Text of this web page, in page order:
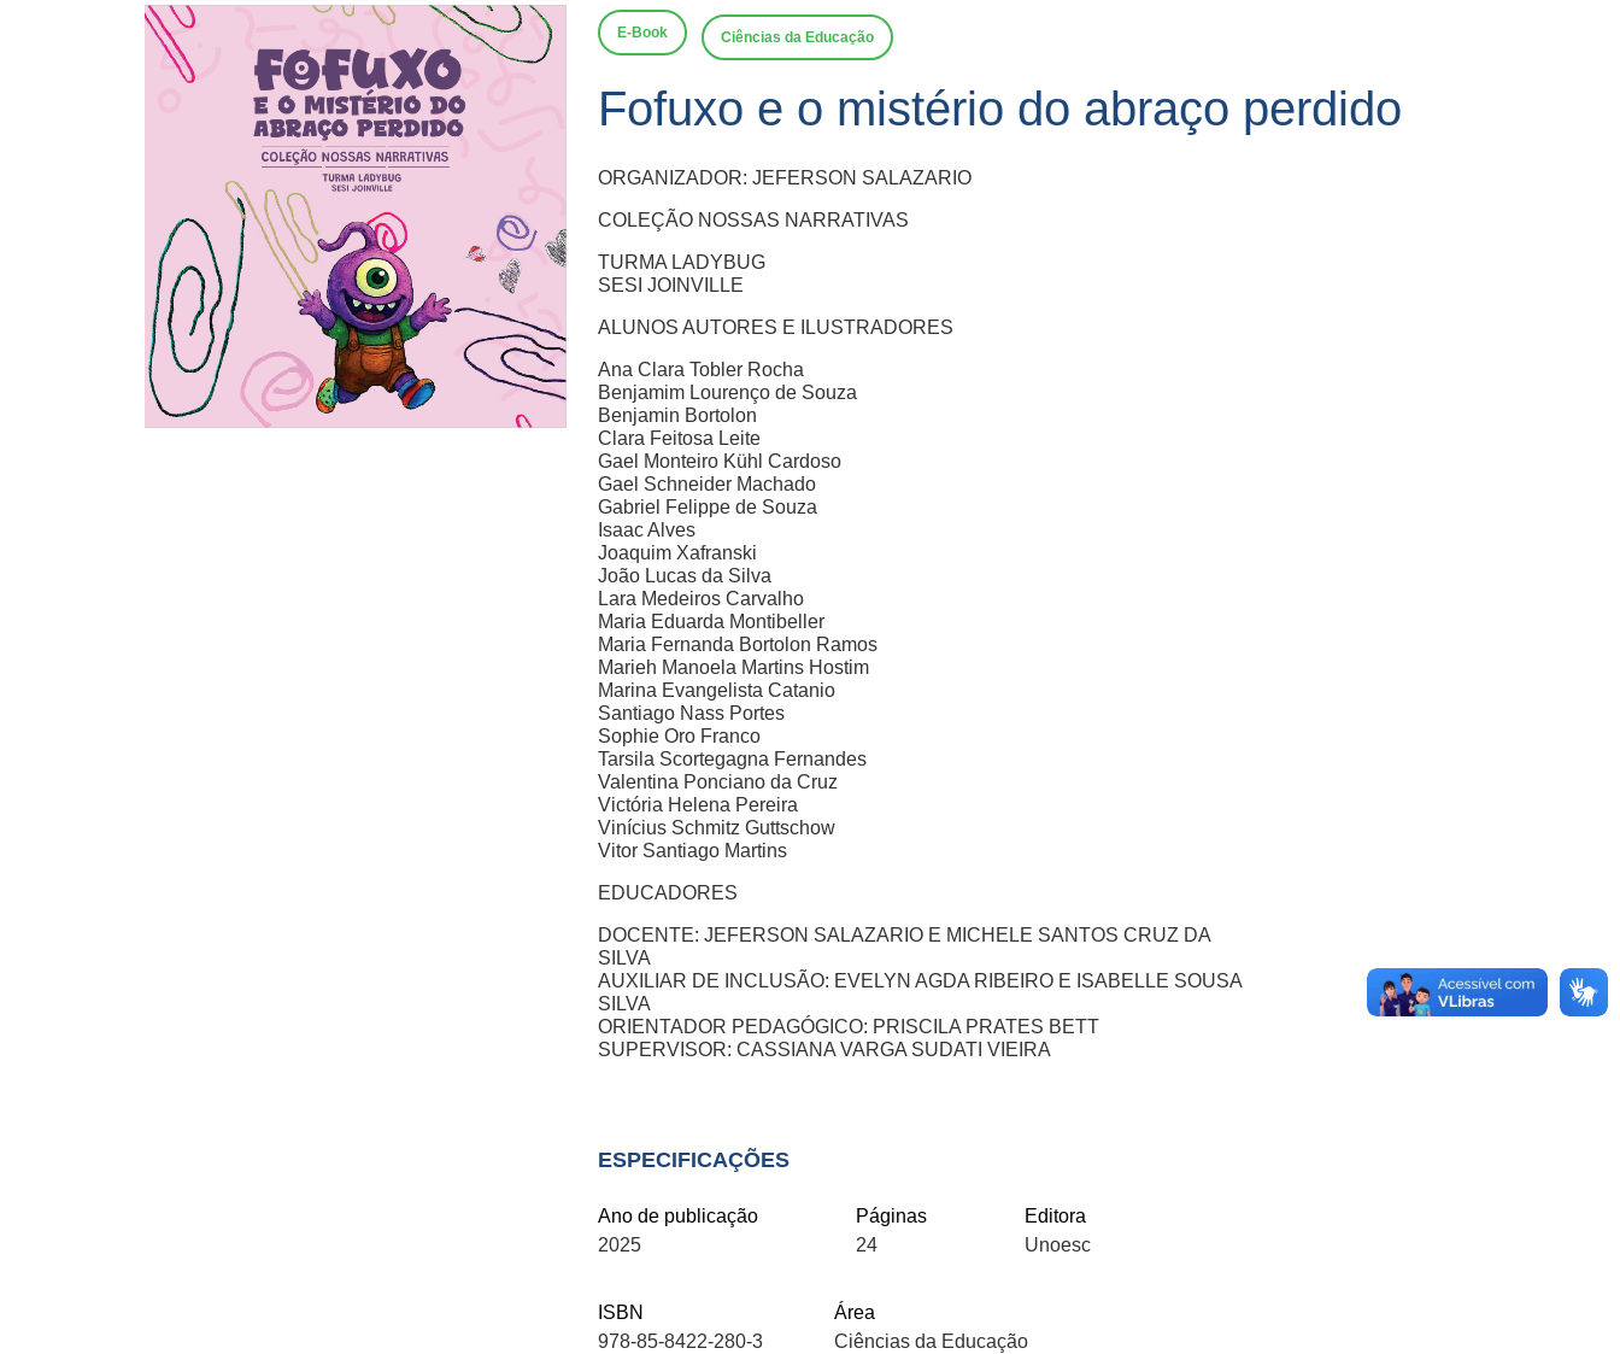
E-Book Ciências da Educação
Fofuxo e o mistério do abraço perdido
ORGANIZADOR: JEFERSON SALAZARIO
COLEÇÃO NOSSAS NARRATIVAS
TURMA LADYBUG
SESI JOINVILLE
ALUNOS AUTORES E ILUSTRADORES
Ana Clara Tobler Rocha
Benjamim Lourenço de Souza
Benjamin Bortolon
Clara Feitosa Leite
Gael Monteiro Kühl Cardoso
Gael Schneider Machado
Gabriel Felippe de Souza
Isaac Alves
Joaquim Xafranski
João Lucas da Silva
Lara Medeiros Carvalho
Maria Eduarda Montibeller
Maria Fernanda Bortolon Ramos
Marieh Manoela Martins Hostim
Marina Evangelista Catanio
Santiago Nass Portes
Sophie Oro Franco
Tarsila Scortegagna Fernandes
Valentina Ponciano da Cruz
Victória Helena Pereira
Vinícius Schmitz Guttschow
Vitor Santiago Martins
EDUCADORES
DOCENTE: JEFERSON SALAZARIO E MICHELE SANTOS CRUZ DA
SILVA
AUXILIAR DE INCLUSÃO: EVELYN AGDA RIBEIRO E ISABELLE SOUSA
SILVA
ORIENTADOR PEDAGÓGICO: PRISCILA PRATES BETT
SUPERVISOR: CASSIANA VARGA SUDATI VIEIRA
ESPECIFICAÇÕES
Ano de publicação
2025
Páginas
24
Editora
Unoesc
ISBN
978-85-8422-280-3
Área
Ciências da Educação